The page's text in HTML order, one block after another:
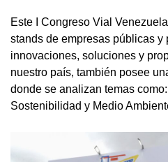
Este I Congreso Vial
stands de empresas públicas y
innovaciones, soluciones y
nuestro país, también posee
donde se analizan temas
Sostenibilidad y Medio